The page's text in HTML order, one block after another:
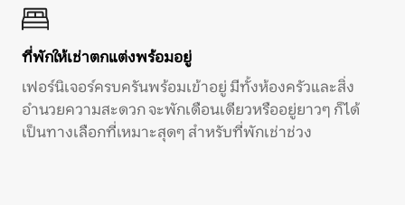
ที่พักให้เช่าตกแต่งพร้อมอยู่
เฟอร์นิเจอร์ครบครันพร้อมเข้าอยู่ มีทั้งห้องครัวและสิ่ง
อำนวยความสะดวก จะพักเดือนเดียวหรืออยู่ยาวๆ ก็ได้
เป็นทางเลือกที่เหมาะสุดๆ สำหรับที่พักเช่าช่วง